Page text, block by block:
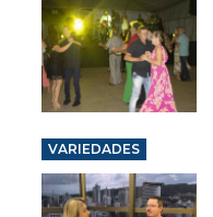
VARIEDADES